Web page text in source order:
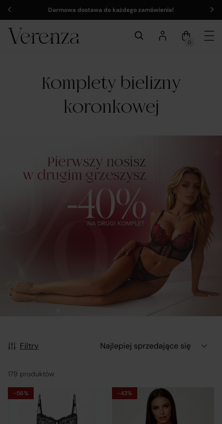
Darmowa dostawa do każdego zamówienia!
0
Komplety bielizny
koronkowej
Filtry
179 produktów
-56% -43%